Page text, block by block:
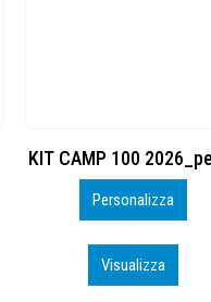
BSK600 – 5139960
Personalizza
Visualizza